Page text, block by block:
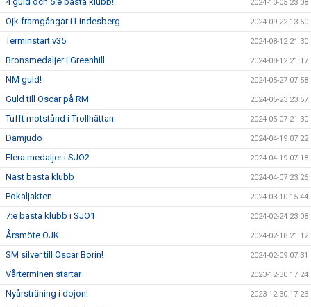
2024-10-05 23:08
Ojk framgångar i Lindesberg 2024-09-22 13:50
Terminstart v35 2024-08-12 21:30
Bronsmedaljer i Greenhill 2024-08-12 21:17
NM guld! 2024-05-27 07:58
Guld till Oscar på RM 2024-05-23 23:57
Tufft motstånd i Trollhättan 2024-05-07 21:30
Damjudo 2024-04-19 07:22
Flera medaljer i SJO2 2024-04-19 07:18
Näst bästa klubb 2024-04-07 23:26
Pokaljakten 2024-03-10 15:44
7:e bästa klubb i SJO1 2024-02-24 23:08
Årsmöte OJK 2024-02-18 21:12
SM silver till Oscar Borin! 2024-02-09 07:31
Vårterminen startar 2023-12-30 17:24
Nyårsträning i dojon! 2023-12-30 17:23